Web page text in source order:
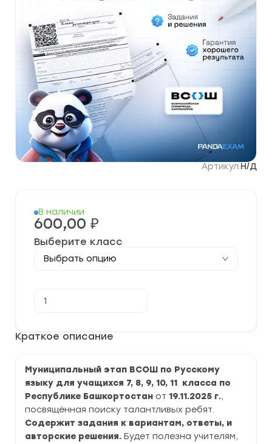
Артикул:Н/Д
Краткое описание
Муниципальный этап ВСОШ по Русскому
языку для учащихся 7, 8, 9, 10, 11 класса по
Республике Башкортостан от 19.11.2025 г.,
посвящённая поиску талантливых ребят.
Содержит задания к вариантам, ответы, и
авторские решения. Будет полезна учителям,
В наличии
600,00 ₽
Выберите класс
товара
этап
ВСОШ
языку
2025-
2026
г.
по
Республике
Башкортостан